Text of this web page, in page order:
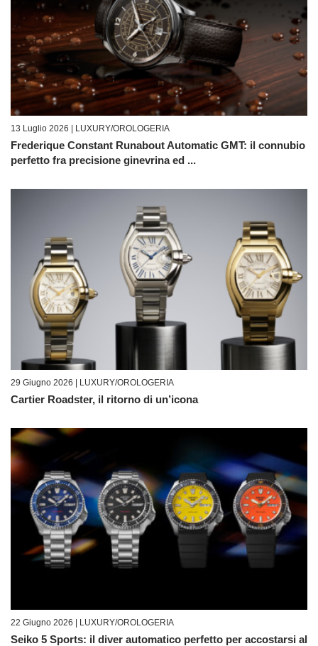
13 Luglio 2026 | LUXURY/OROLOGERIA
Frederique Constant Runabout Automatic GMT: il connubio
perfetto fra precisione ginevrina ed ...
29 Giugno 2026 | LUXURY/OROLOGERIA
Cartier Roadster, il ritorno di un’icona
22 Giugno 2026 | LUXURY/OROLOGERIA
Seiko 5 Sports: il diver automatico perfetto per accostarsi al